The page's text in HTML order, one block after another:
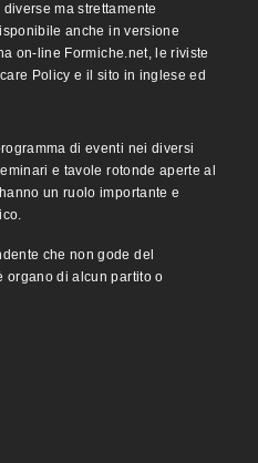
ma strettamente
anche in versione
on-line Formiche.net, le riviste
Policy e il sito in inglese ed
di eventi nei diversi
e tavole rotonde aperte al
un ruolo importante e
che non gode del
organo di alcun partito o